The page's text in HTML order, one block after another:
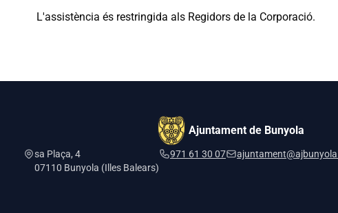
L'assistència és restringida als Regidors de la Corporació.
Ajuntament de Bunyola
sa Plaça, 4
07110 Bunyola (Illes Balears)
971 61 30 07